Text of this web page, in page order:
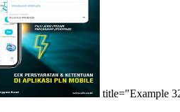
title="Example